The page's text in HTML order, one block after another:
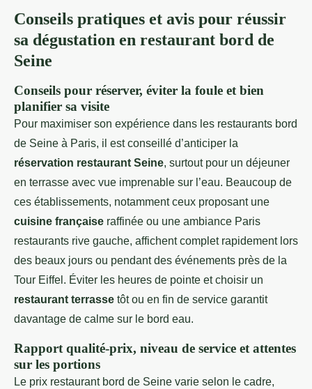
Conseils pratiques et avis pour réussir
sa dégustation en restaurant bord de
Seine
Conseils pour réserver, éviter la foule et bien
planifier sa visite
Pour maximiser son expérience dans les restaurants bord
de Seine à Paris, il est conseillé d’anticiper la
réservation restaurant Seine, surtout pour un déjeuner
en terrasse avec vue imprenable sur l’eau. Beaucoup de
ces établissements, notamment ceux proposant une
cuisine française raffinée ou une ambiance Paris
restaurants rive gauche, affichent complet rapidement lors
des beaux jours ou pendant des événements près de la
Tour Eiffel. Éviter les heures de pointe et choisir un
restaurant terrasse tôt ou en fin de service garantit
davantage de calme sur le bord eau.
Rapport qualité-prix, niveau de service et attentes
sur les portions
Le prix restaurant bord de Seine varie selon le cadre,